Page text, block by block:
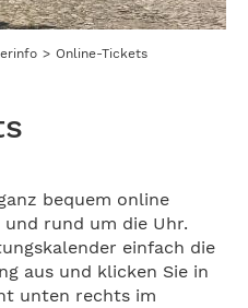
Online-Tickets
bequem online
rund um die Uhr.
einfach die
aus und klicken Sie in
unten rechts im